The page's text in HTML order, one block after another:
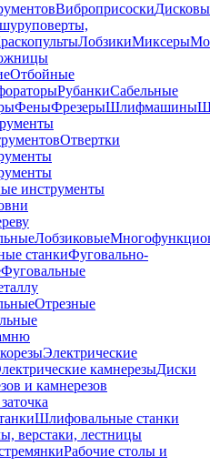
Виброприсоски
ЛобзикиМиксеры
Отбойные
РубанкиСабельные
ФеныФрезерыШлифмашины
Отвертки
инструменты
Лобзиковые
станкиФуговально-
Фуговальные
Отрезные
Электрические
камнерезыДиски
и камнерезов
Шлифовальные станки
верстаки, лестницы
Рабочие столы и